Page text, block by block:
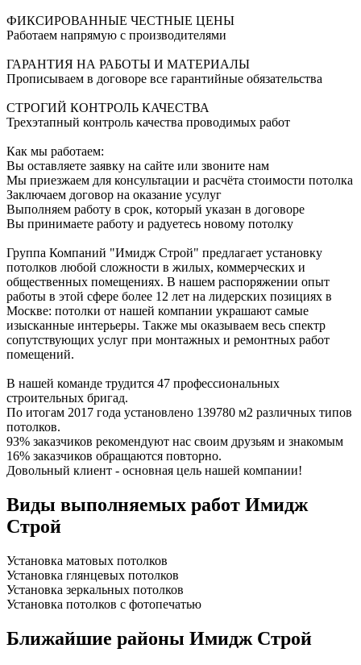
ФИКСИРОВАННЫЕ ЧЕСТНЫЕ ЦЕНЫ
Работаем напрямую с производителями
ГАРАНТИЯ НА РАБОТЫ И МАТЕРИАЛЫ
Прописываем в договоре все гарантийные обязательства
СТРОГИЙ КОНТРОЛЬ КАЧЕСТВА
Трехэтапный контроль качества проводимых работ
Как мы работаем:
Вы оставляете заявку на сайте или звоните нам
Мы приезжаем для консультации и расчёта стоимости потолка
Заключаем договор на оказание усулуг
Выполняем работу в срок, который указан в договоре
Вы принимаете работу и радуетесь новому потолку
Группа Компаний "Имидж Строй" предлагает установку
потолков любой сложности в жилых, коммерческих и
общественных помещениях. В нашем распоряжении опыт
работы в этой сфере более 12 лет на лидерских позициях в
Москве: потолки от нашей компании украшают самые
изысканные интерьеры. Также мы оказываем весь спектр
сопутствующих услуг при монтажных и ремонтных работ
помещений.
В нашей команде трудится 47 профессиональных
строительных бригад.
По итогам 2017 года установлено 139780 м2 различных типов
потолков.
93% заказчиков рекомендуют нас своим друзьям и знакомым
16% заказчиков обращаются повторно.
Довольный клиент - основная цель нашей компании!
Виды выполняемых работ Имидж
Строй
Установка матовых потолков
Установка глянцевых потолков
Установка зеркальных потолков
Установка потолков с фотопечатью
Ближайшие районы Имидж Строй